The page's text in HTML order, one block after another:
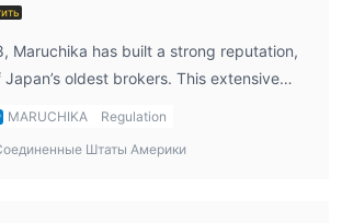
Maruchika has built a strong reputation,
oldest brokers. This extensive
financial sector offers clients stability
ensures compliance with local
MARUCHIKA
Regulation
Штаты Америки